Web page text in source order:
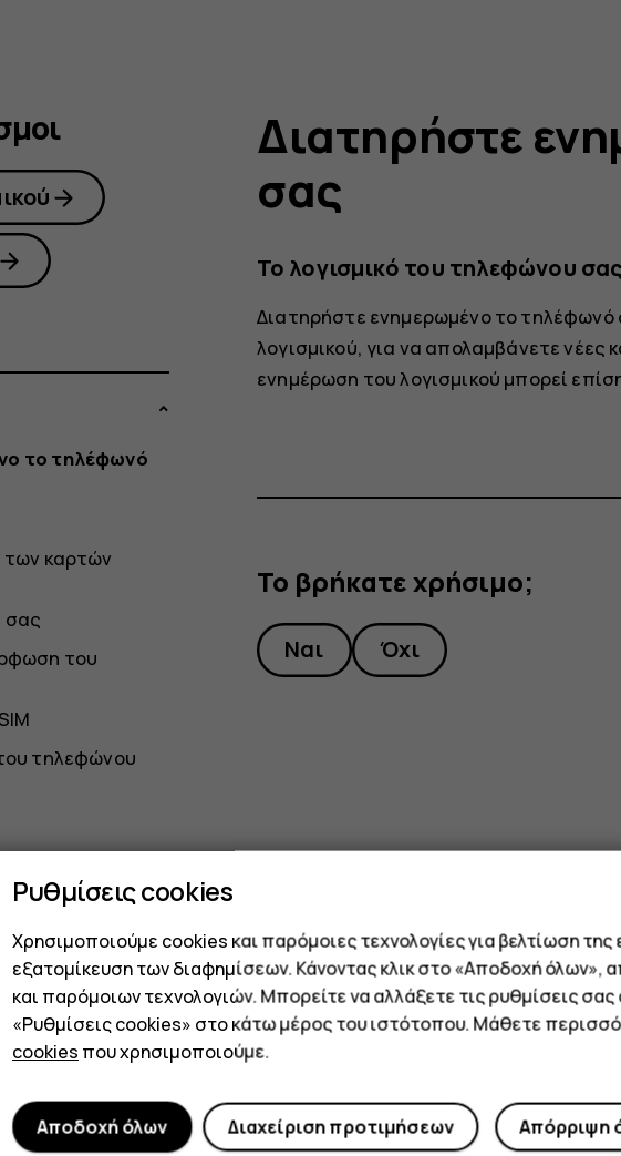
Διατηρήστε
σας
Το λογισμικό του τηλεφώνου σας
Διατηρήστε ενημερωμένο το τηλέφωνό
λογισμικού, για να απολαμβάνετε νέες
ενημέρωση του λογισμικού μπορεί
Το βρήκατε χρήσιμο;
Ναι Όχι
το τηλέφωνό
των καρτών
σας
του
τηλεφώνου
την
Ρυθμίσεις cookies
Χρησιμοποιούμε cookies και παρόμοιες τεχνολογίες για βελτίωση της
εξατομίκευση των διαφημίσεων. Κάνοντας κλικ στο «Αποδοχή όλων»,
και παρόμοιων τεχνολογιών. Μπορείτε να αλλάξετε τις ρυθμίσεις
«Ρυθμίσεις cookies» στο κάτω μέρος του ιστότοπου. Μάθετε
cookies που χρησιμοποιούμε.
Απόρριψη
Διαχείριση προτιμήσεων
Αποδοχή όλων